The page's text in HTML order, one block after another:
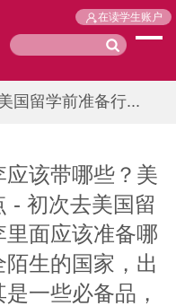
在读学生账户
国留学前准备行...
该带哪些？美
- 初次去美国留
面应该准备哪
生的国家，出
一些必备品，